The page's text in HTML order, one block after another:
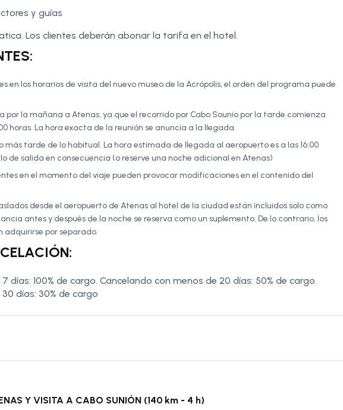
y guías
Los clientes deberán abonar la tarifa en el hotel.
en los horarios de visita del nuevo museo de la Acrópolis, el orden del programa puede
por la mañana a Atenas, ya que el recorrido por Cabo Sounio por la tarde comienza
horas. La hora exacta de la reunión se anuncia a la llegada.
más tarde de lo habitual. La hora estimada de llegada al aeropuerto es a las 16:00
de salida en consecuencia (o reserve una noche adicional en Atenas)
en el momento del viaje pueden provocar modificaciones en el contenido del
desde el aeropuerto de Atenas al hotel de la ciudad están incluidos solo como
antes y después de la noche se reserva como un suplemento. De lo contrario, los
adquirirse por separado.
días: 100% de cargo. Cancelando con menos de 20 días: 50% de cargo.
días: 30% de cargo
Y VISITA A CABO SUNIÓN (140 km - 4 h)